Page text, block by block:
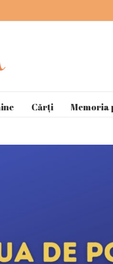
Cărți Memoria